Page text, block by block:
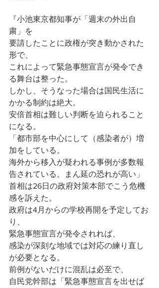
『小池東京都知事が「週末の外出自
粛」を
要請したことに政権が突き動かされた
形で、
これによって緊急事態宣言が発令でき
る舞台は整った。
しかし、そうなった場合は国民生活に
かかる制約は絶大。
安倍首相は難しい判断を迫られること
になる。
「都市部を中心にして（感染者が）増
加をしている。
海外から移入が疑われる事例が多数報
告されている。まん延の恐れが高い」
首相は26日の政府対策本部でこう危機
感を訴えた。
政府は4月からの学校再開を予定してお
り、
緊急事態宣言が発令されれば、
感染が深刻な地域では対応の練り直し
が必要となる。
前例がないだけに混乱は必至で、
自民党幹部は「緊急事態宣言を出せば